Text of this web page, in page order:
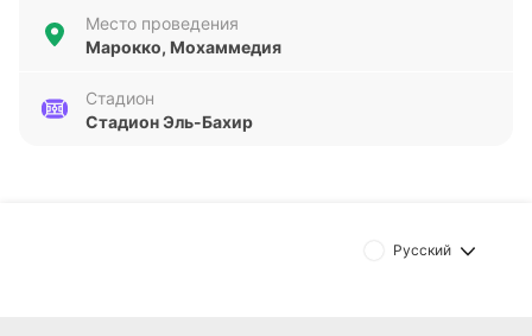
Анализ формы команд
этому матчу с не самой удачной серией: за
последние пять игр команда одержала лишь одну
проблемах в обороне. В то же время Того
Место проведения
Марокко, Мохаммедия
Стадион
Стадион Эль-Бахир
Русский